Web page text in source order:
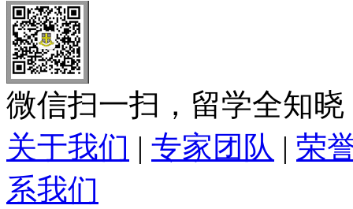
微信扫一扫，留学全知晓
关于我们 | 专家团队 | 荣
系我们